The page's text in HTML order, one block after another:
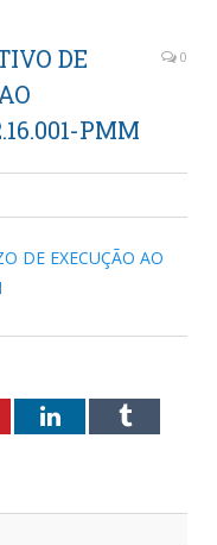
DE
PMM
0
DE EXECUÇÃO AO
LinkedInTumblr